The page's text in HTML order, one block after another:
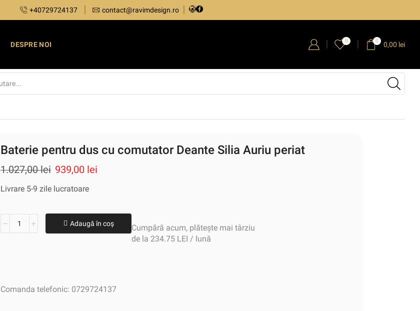
+40729724137 contact@ravimdesign.ro
DESPRE NOI 0 0 0,00 lei
Baterie pentru dus cu comutator Deante Silia Auriu periat
1.027,00lei 939,00 lei
Livrare 5-9 zile lucratoare
Adaugă în coș
Cumpără acum, plătește mai târziu
de la 234.75 LEI / lună
Comanda telefonic: 0729724137